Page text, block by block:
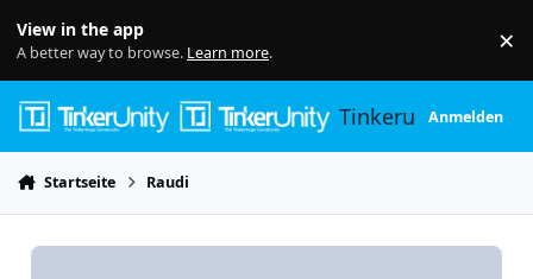
View in the app
A better way to browse. Learn more. ×
TinkerunityAnmelden
Startseite Raudi